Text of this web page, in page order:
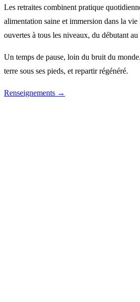
Les retraites combinent pratique
alimentation saine et immersion dans la
ouvertes à tous les niveaux, du débutant
Un temps de pause, loin du bruit du
terre sous ses pieds, et repartir régénéré.
Renseignements →